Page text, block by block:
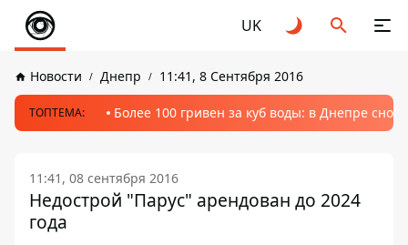
UK
Новости Днепр 11:41, 8 Сентября 2016
ТОПТЕМА: Более 100 гривен за куб воды: в Днепре
11:41, 08 сентября 2016
Недострой "Парус" арендован до 2024
года